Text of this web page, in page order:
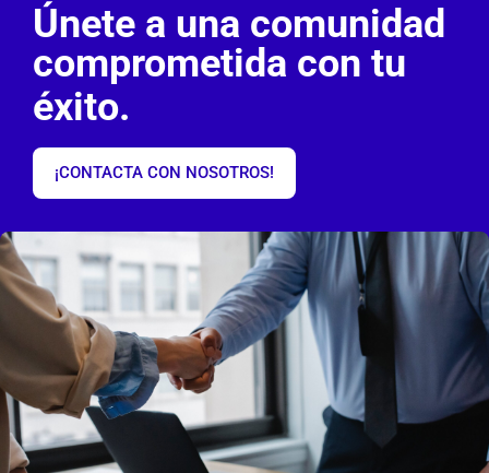
Únete a una comunidad
comprometida con tu
éxito.
¡CONTACTA CON NOSOTROS!